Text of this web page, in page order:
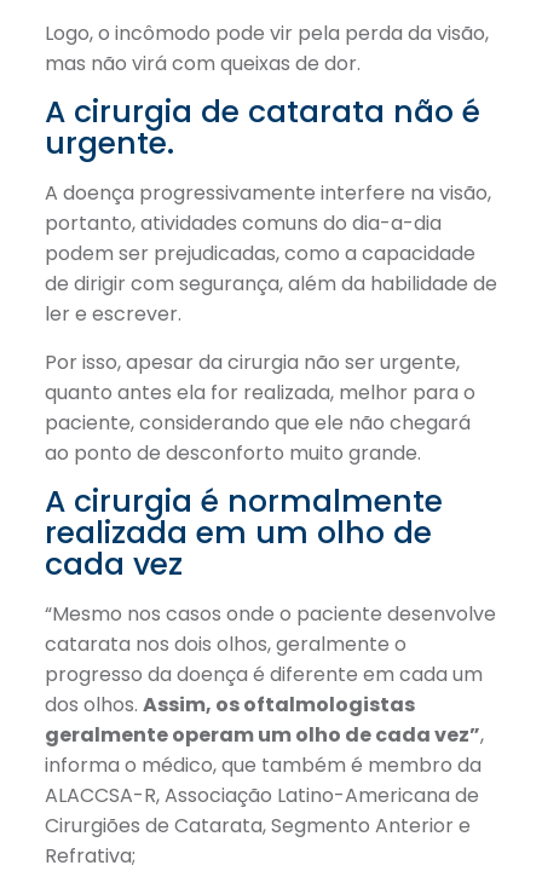
Logo, o incômodo pode vir pela perda da visão,
mas não virá com queixas de dor.
A cirurgia de catarata não é
urgente.
A doença progressivamente interfere na visão,
portanto, atividades comuns do dia-a-dia
podem ser prejudicadas, como a capacidade
de dirigir com segurança, além da habilidade de
ler e escrever.
Por isso, apesar da cirurgia não ser urgente,
quanto antes ela for realizada, melhor para o
paciente, considerando que ele não chegará
ao ponto de desconforto muito grande.
A cirurgia é normalmente
realizada em um olho de
cada vez
“Mesmo nos casos onde o paciente desenvolve
catarata nos dois olhos, geralmente o
progresso da doença é diferente em cada um
dos olhos. Assim, os oftalmologistas
geralmente operam um olho de cada vez”,
informa o médico, que também é membro da
ALACCSA-R, Associação Latino-Americana de
Cirurgiões de Catarata, Segmento Anterior e
Refrativa;